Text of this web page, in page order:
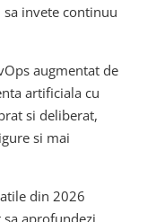
invete continuu
augmentat de
artificiala cu
si deliberat,
si mai
din 2026